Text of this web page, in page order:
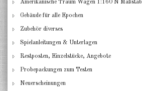
Amerikanische Traum Wagen 1:160 N Maßstab
Gebäude für alle Epochen
Zubehör diverses
Spielanleitungen & Unterlagen
Restposten, Einzelstücke, Angebote
Probepackungen zum Testen
Neuerscheinungen